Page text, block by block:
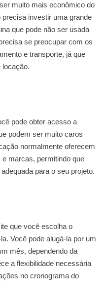
muito mais econômico do
investir uma grande
que pode não ser usada
se preocupar com os
e transporte, já que
locação.
pode obter acesso a
podem ser muito caros
normalmente oferecem
marcas, permitindo que
para o seu projeto.
que você escolha o
Você pode alugá-la por um
mês, dependendo da
a flexibilidade necessária
no cronograma do